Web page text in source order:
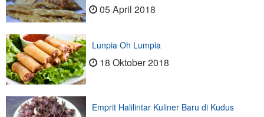
05 April 2018
Lunpia Oh Lumpia
18 Oktober 2018
Emprit Halilintar Kuliner Baru di Kudus